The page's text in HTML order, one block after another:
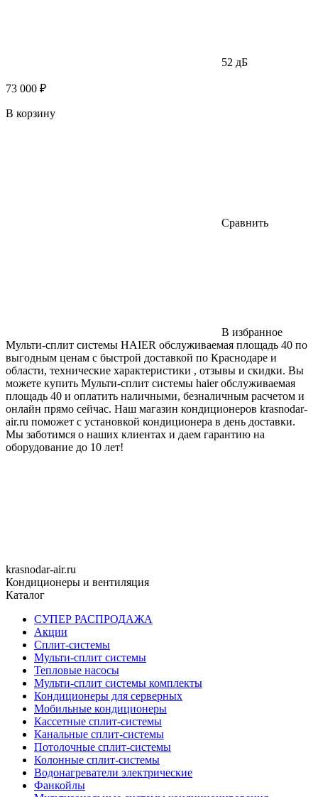
52 дБ
73 000 ₽
В корзину
Сравнить
В избранное
Мульти-сплит системы HAIER обслуживаемая площадь 40 по
выгодным ценам с быстрой доставкой по Краснодаре и
области, технические характеристики , отзывы и скидки. Вы
можете купить Мульти-сплит системы haier обслуживаемая
площадь 40 и оплатить наличными, безналичным расчетом и
онлайн прямо сейчас. Наш магазин кондиционеров krasnodar-
air.ru поможет с установкой кондиционера в день доставки.
Мы заботимся о наших клиентах и даем гарантию на
оборудование до 10 лет!
krasnodar-air.ru
Кондиционеры и вентиляция
Каталог
СУПЕР РАСПРОДАЖА
Акции
Сплит-системы
Мульти-сплит системы
Тепловые насосы
Мульти-сплит системы комплекты
Кондиционеры для серверных
Мобильные кондиционеры
Кассетные сплит-системы
Канальные сплит-системы
Потолочные сплит-системы
Колонные сплит-системы
Водонагреватели электрические
Фанкойлы